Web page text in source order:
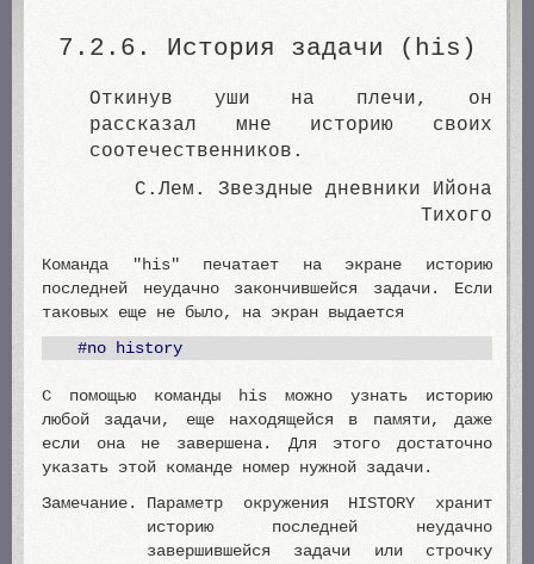
7.2.6. История задачи (his)
Откинув уши на плечи, он
рассказал мне историю своих
соотечественников.
С.Лем. Звездные дневники Ийона
Тихого
Команда "his" печатает на экране историю
последней неудачно закончившейся задачи. Если
таковых еще не было, на экран выдается
#no history
С помощью команды his можно узнать историю
любой задачи, еще находящейся в памяти, даже
если она не завершена. Для этого достаточно
указать этой команде номер нужной задачи.
Замечание. Параметр окружения HISTORY хранит
историю последней неудачно
завершившейся задачи или строчку